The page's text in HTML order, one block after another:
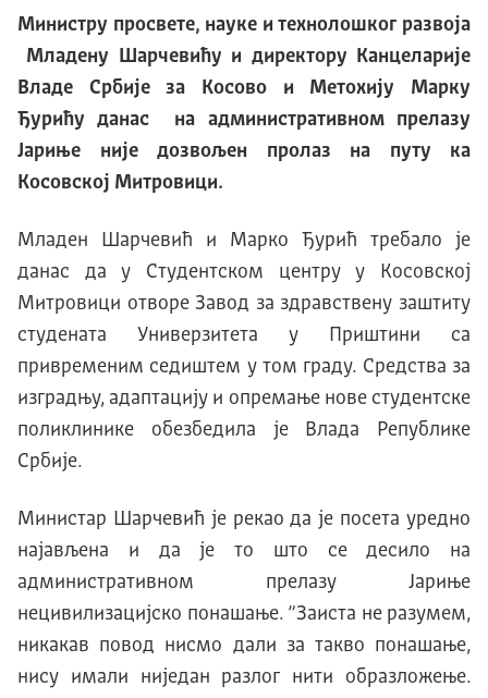
Министру просвете, науке и технолошког развоја
Младену Шарчевићу и директору Канцеларије
Bладе Србије за Косово и Метохију Марку
Ђурићу данас на административном прелазу
Јариње није дозвољен пролаз на путу ка
Косовској Митровици.
Младен Шарчевић и Марко Ђурић требало је
данас да у Студентском центру у Косовској
Митровици отворе Завод за здравствену заштиту
студената Универзитета у Приштини са
привременим седиштем у том граду. Средства за
изградњу, адаптацију и опремање нове студентске
поликлинике обезбедила је Влада Републике
Србије.
Министар Шарчевић је рекао да је посета уредно
најављена и да је то што се десило на
административном прелазу Јариње
нецивилизацијско понашање. ”Заиста не разумем,
никакав повод нисмо дали за такво понашање,
нису имали ниједан разлог нити образложење.